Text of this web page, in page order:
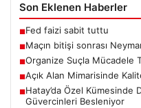
Son Eklenen Haberler
■Fed faizi sabit tuttu
■Maçın bitişi sonrası
■Organize Suçla Mücadele
■Açık Alan Mimarisinde
■Hatay’da Özel Kümesinde
Güvercinleri Besleniyor